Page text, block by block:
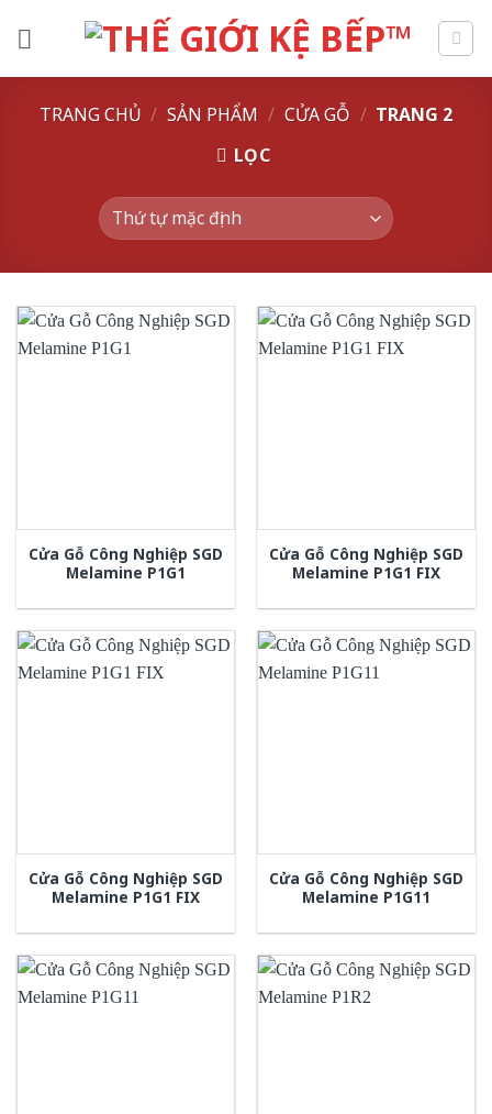
TRANG CHỦ / SẢN PHẨM / CỬA GỖ / TRANG 2
LỌC
Cửa Gỗ Công Nghiệp SGD
Melamine P1G1
Cửa Gỗ Công Nghiệp SGD
Melamine P1G1 FIX
Cửa Gỗ Công Nghiệp SGD
Melamine P1G1 FIX
Cửa Gỗ Công Nghiệp SGD
Melamine P1G11